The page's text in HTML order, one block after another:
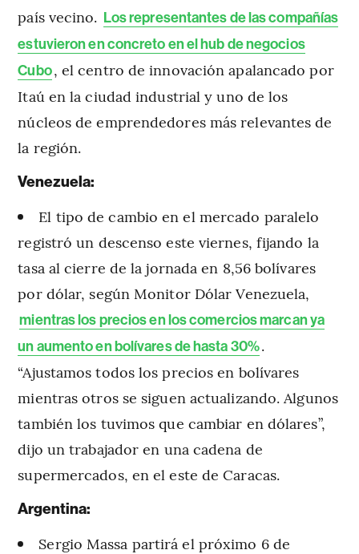
país vecino. Los representantes de las compañías
estuvieron en concreto en el hub de negocios
Cubo, el centro de innovación apalancado por
Itaú en la ciudad industrial y uno de los
núcleos de emprendedores más relevantes de
la región.
Venezuela:
El tipo de cambio en el mercado paralelo
registró un descenso este viernes, fijando la
tasa al cierre de la jornada en 8,56 bolívares
por dólar, según Monitor Dólar Venezuela,
mientras los precios en los comercios marcan ya
un aumento en bolívares de hasta 30%.
“Ajustamos todos los precios en bolívares
mientras otros se siguen actualizando. Algunos
también los tuvimos que cambiar en dólares”,
dijo un trabajador en una cadena de
supermercados, en el este de Caracas.
Argentina:
Sergio Massa partirá el próximo 6 de